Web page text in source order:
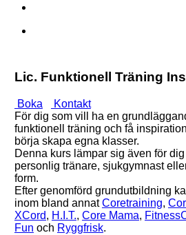
Lic. Funktionell Träning
Boka
Kontakt
För dig som vill ha en
funktionell träning och få
börja skapa egna klasser.
Denna kurs lämpar sig även för
personlig tränare, sjukgymnast
form.
Efter genomförd grundutbildning
inom bland annatCoretraining,
XCord, H.I.T., Core Mama,
Fun och Ryggfrisk.